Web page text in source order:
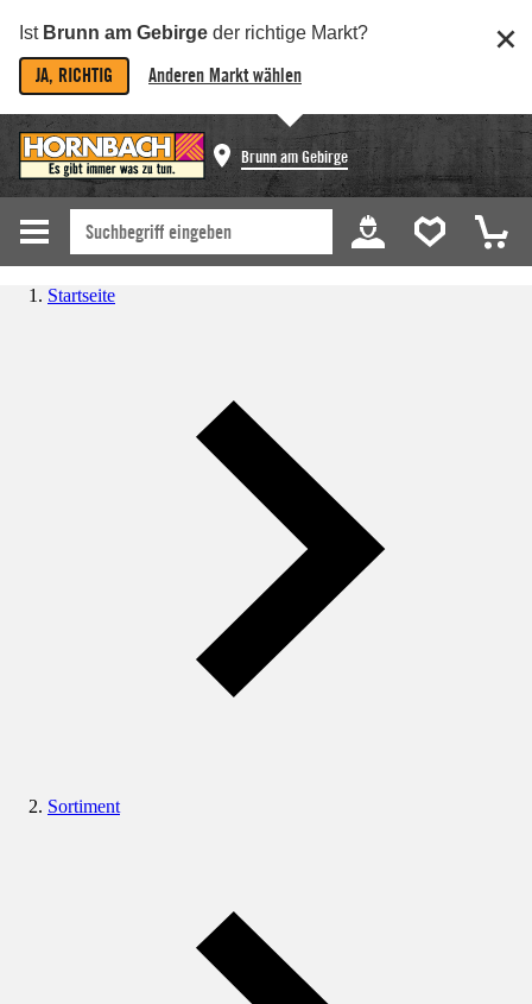
Ist Brunn am Gebirge der richtige Markt?
JA, RICHTIG Anderen Markt wählen
Brunn am Gebirge
Startseite
Sortiment